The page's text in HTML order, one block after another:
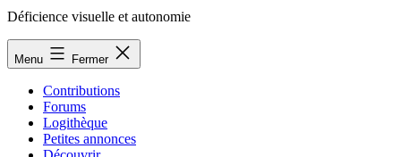
Déficience visuelle et autonomie
Menu Fermer
Contributions
Forums
Logithèque
Petites annonces